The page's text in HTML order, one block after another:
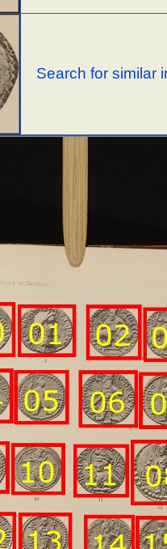
Search for similar